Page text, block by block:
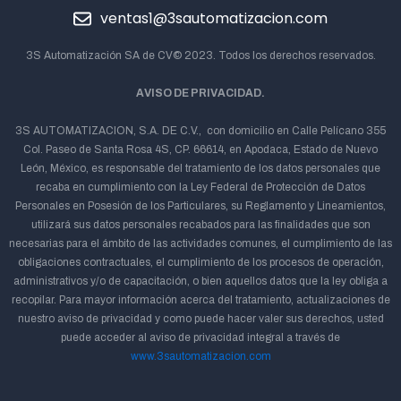
ventas1@3sautomatizacion.com
3S Automatización SA de CV© 2023. Todos los derechos reservados.
AVISO DE PRIVACIDAD.
3S AUTOMATIZACION, S.A. DE C.V., con domicilio en Calle Pelícano 355
Col. Paseo de Santa Rosa 4S, CP. 66614, en Apodaca, Estado de Nuevo
León, México, es responsable del tratamiento de los datos personales que
recaba en cumplimiento con la Ley Federal de Protección de Datos
Personales en Posesión de los Particulares, su Reglamento y Lineamientos,
utilizará sus datos personales recabados para las finalidades que son
necesarias para el ámbito de las actividades comunes, el cumplimiento de las
obligaciones contractuales, el cumplimiento de los procesos de operación,
administrativos y/o de capacitación, o bien aquellos datos que la ley obliga a
recopilar. Para mayor información acerca del tratamiento, actualizaciones de
nuestro aviso de privacidad y como puede hacer valer sus derechos, usted
puede acceder al aviso de privacidad integral a través de
www.3sautomatizacion.com